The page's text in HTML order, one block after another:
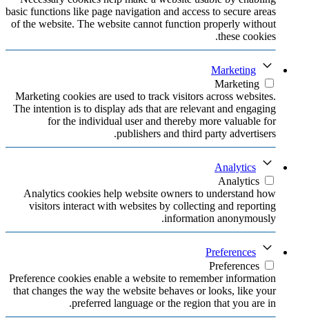
basic functions like page navigation and access to secure areas
of the website. The website cannot function properly without
these cookies.
Marketing
Marketing
Marketing cookies are used to track visitors across websites.
The intention is to display ads that are relevant and engaging
for the individual user and thereby more valuable for
publishers and third party advertisers.
Analytics
Analytics
Analytics cookies help website owners to understand how
visitors interact with websites by collecting and reporting
information anonymously.
Preferences
Preferences
Preference cookies enable a website to remember information
that changes the way the website behaves or looks, like your
preferred language or the region that you are in.